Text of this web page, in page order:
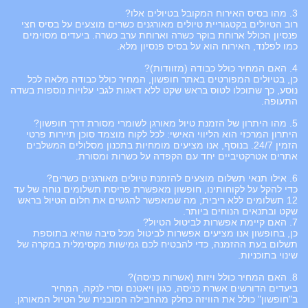
​3. מהו בסיס האירוח המקובל בטיולים אלו?
רוב הטיולים בקטגוריית טיולים מאורגנים כשרים מוצעים על בסיס חצי
פנסיון הכולל ארוחת בוקר כשרה וארוחת ערב כשרה. ביעדים מסוימים
כמו לפלנד, האירוח הוא על בסיס פנסיון מלא.
​4. האם המחיר כולל כבודה (מזוודות)?
כן, בטיולים המפורטים באתר חופשון, המחיר כולל כבודה מלאה לכל
נוסע, כך שתוכלו לטוס בראש שקט ללא דאגות לגבי עלויות נוספות בשדה
התעופה.
​5. מהו היתרון של הזמנת טיול מאורגן לשומרי מסורת דרך חופשון?
היתרון המרכזי הוא הליווי האישי: לכל לקוח מוצמד סוכן תיירות פרטי
הזמין 24/7. בנוסף, אנו מציעים מומחיות בתכנון מסלולים המשלבים
אתרים אטרקטיביים יחד עם הקפדה על כשרות ומסורת.
​6. אילו תנאי תשלום מוצעים להזמנת טיולים מאורגנים כשרים?
כדי להקל על לקוחותינו, חופשון מאפשרת פריסת תשלומים נוחה של עד
12 תשלומים ללא ריבית, מה שמאפשר להגשים את חלום הטיול בראש
שקט ובתנאים הנוחים ביותר.
​7. האם קיימת אפשרות לביטול הטיול?
כן, בחופשון אנו מציעים אפשרות לביטול מכל סיבה שהיא בתוספת
תשלום בעת ההזמנה, כדי להבטיח לכם גמישות מקסימלית במקרה של
שינוי בתוכניות.
​8. האם המחיר כולל ויזות (אשרות כניסה)?
ביעדים הדורשים אשרת כניסה, כגון ויאטנם וסרי לנקה, המחיר
ב"חופשון" כולל את הוויזה כחלק מהחבילה המובנית של הטיול המאורגן.